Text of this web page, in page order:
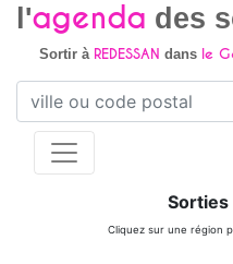
l'agenda des
Sortir à REDESSAN dans le
Sorties
Cliquez sur une région